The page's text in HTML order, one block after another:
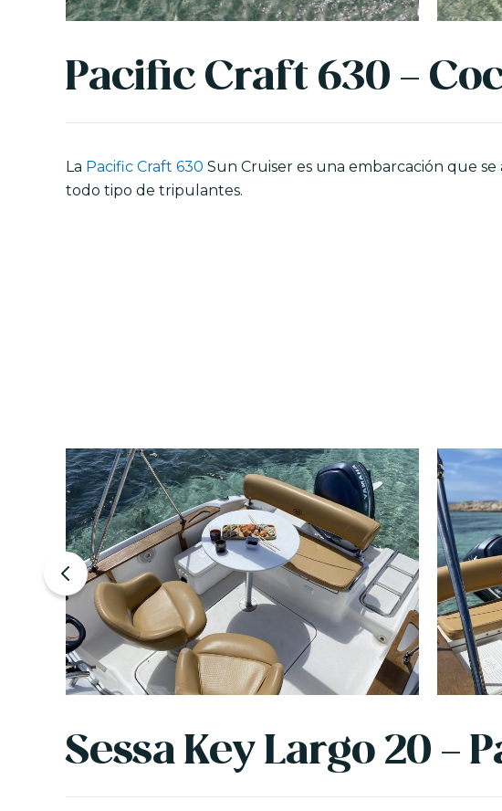
Pacific Craft 630 -
La Pacific Craft 630 Sun Cruiser es una embarcación que se
todo tipo de tripulantes.
Sessa Key Largo 20 -